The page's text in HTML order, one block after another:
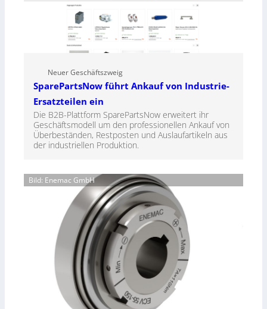
Neuer Geschäftszweig
SparePartsNow führt Ankauf von Industrie-
Ersatzteilen ein
Die B2B-Plattform SparePartsNow erweitert ihr
Geschäftsmodell um den professionellen Ankauf von
Überbeständen, Restposten und Auslaufartikeln aus
der industriellen Produktion.
Bild: Enemac GmbH